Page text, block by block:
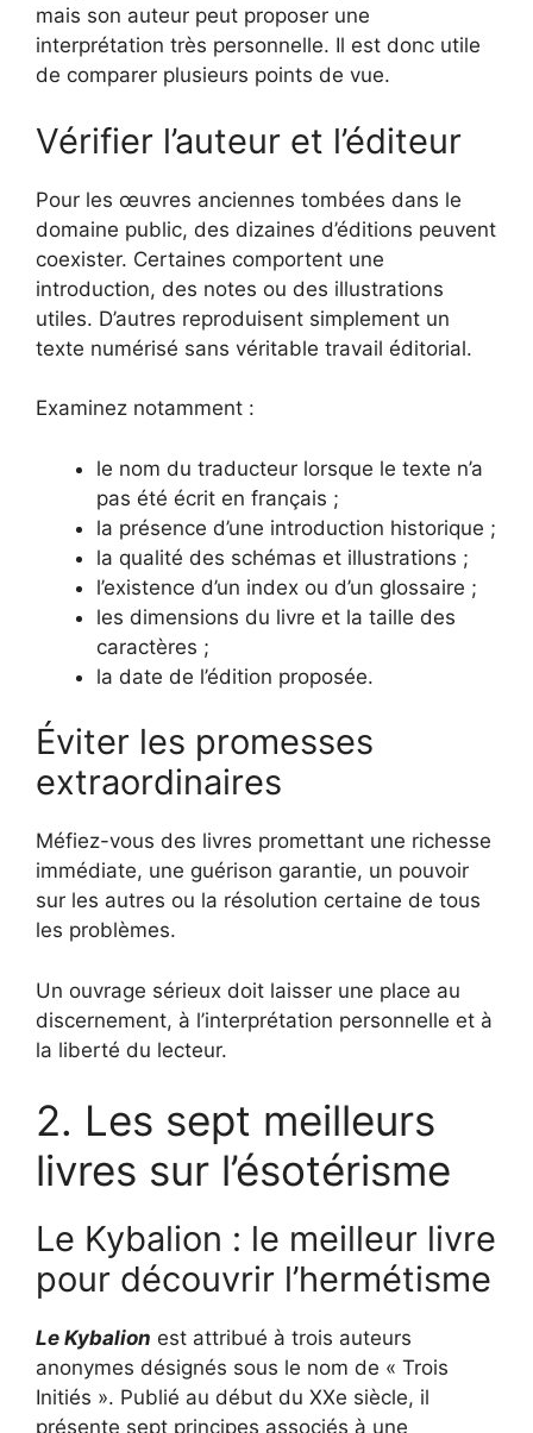
mais son auteur peut proposer une
interprétation très personnelle. Il est donc utile
de comparer plusieurs points de vue.
Vérifier l’auteur et l’éditeur
Pour les œuvres anciennes tombées dans le
domaine public, des dizaines d’éditions peuvent
coexister. Certaines comportent une
introduction, des notes ou des illustrations
utiles. D’autres reproduisent simplement un
texte numérisé sans véritable travail éditorial.
Examinez notamment :
le nom du traducteur lorsque le texte n’a
pas été écrit en français ;
la présence d’une introduction historique ;
la qualité des schémas et illustrations ;
l’existence d’un index ou d’un glossaire ;
les dimensions du livre et la taille des
caractères ;
la date de l’édition proposée.
Éviter les promesses
extraordinaires
Méfiez-vous des livres promettant une richesse
immédiate, une guérison garantie, un pouvoir
sur les autres ou la résolution certaine de tous
les problèmes.
Un ouvrage sérieux doit laisser une place au
discernement, à l’interprétation personnelle et à
la liberté du lecteur.
2. Les sept meilleurs
livres sur l’ésotérisme
Le Kybalion : le meilleur livre
pour découvrir l’hermétisme
Le Kybalion est attribué à trois auteurs
anonymes désignés sous le nom de « Trois
Initiés ». Publié au début du XXe siècle, il
présente sept principes associés à une